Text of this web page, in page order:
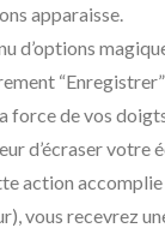
apparaisse.
d’options
force de vos
d’écraser votre
action accomplie
vous recevrez